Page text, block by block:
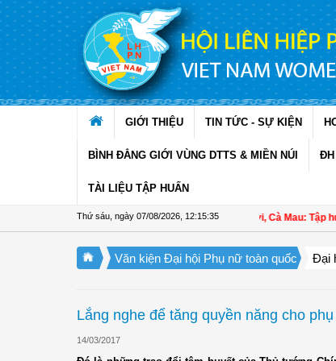
Truy cập nội dung luôn
GIỚI THIỆU TIN TỨC - SỰ KIỆN
BÌNH ĐẲNG GIỚI VÙNG DTTS & MIỀN NÚI ĐH
TÀI LIỆU TẬP HUẤN
Thứ sáu, ngày 07/08/2026 12:15:36
Hội LHPN xã Ninh Quới, Cà Mau: Tập huấn
Văn kiện Đại hội Phụ nữ toàn quốc Đại
Lắng nghe để tăng quyền năng cho
14/03/2017